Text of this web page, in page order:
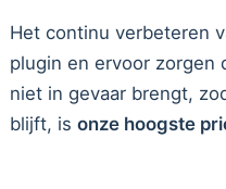
Het continu verbeteren
plugin en ervoor
niet in gevaar brengt,
blijft, is onze hoogste